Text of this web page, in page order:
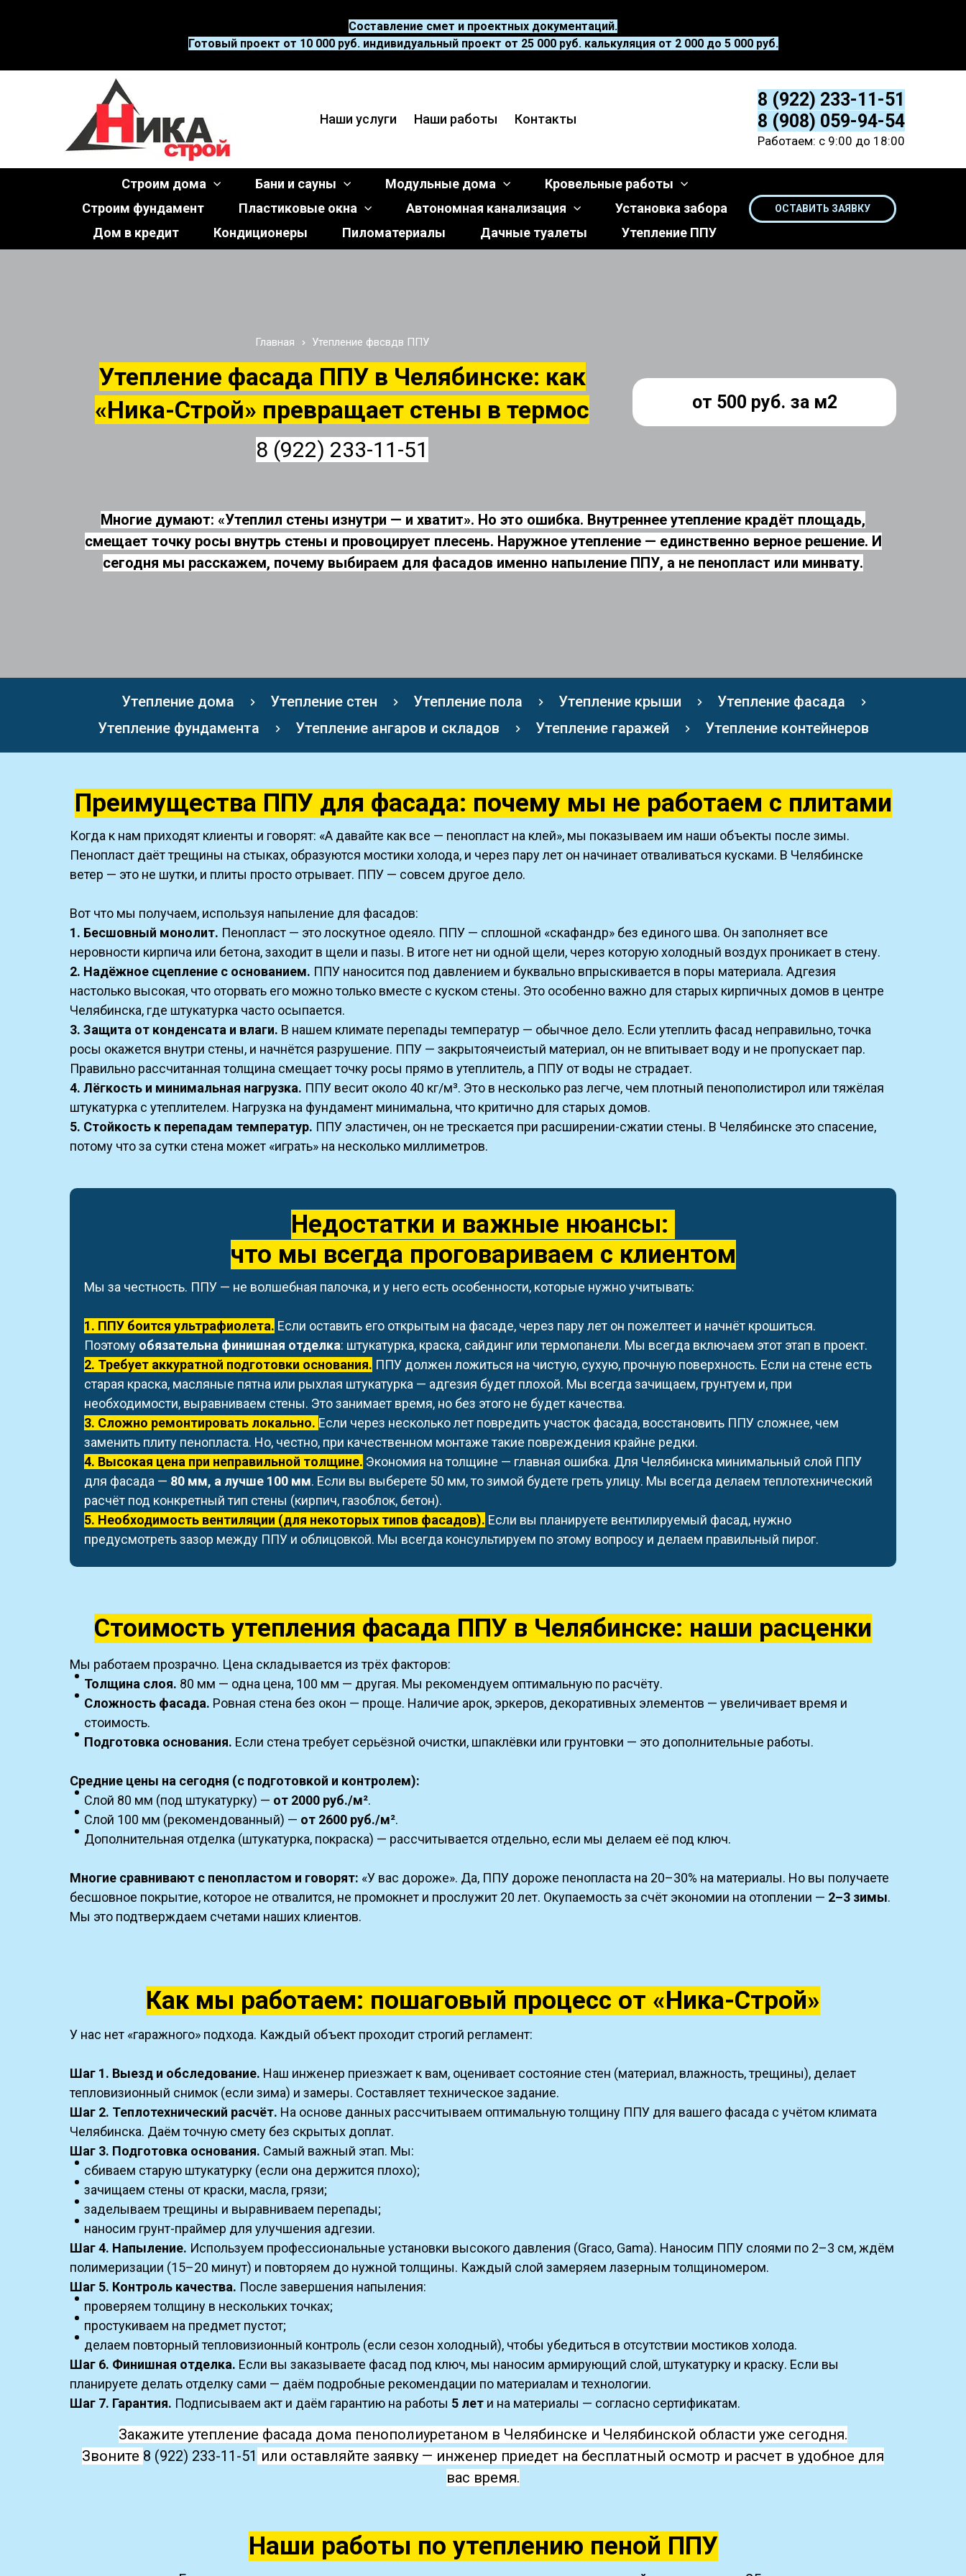
Составление смет и проектных документаций.
Готовый проект от 10 000 руб. индивидуальный проект от 25 000 руб. калькуляция от 2 000 до 5 000 руб.
Наши услуги Наши работы Контакты
8 (922) 233-11-51
8 (908) 059-94-54
Работаем: с 9:00 до 18:00
Строим дома Бани и сауны Модульные дома
Кровельные работы
Строим фундамент
Пластиковые окна Автономная канализация
Установка забора
Дом в кредит
Кондиционеры Пиломатериалы Дачные туалеты Утепление ППУ
ОСТАВИТЬ ЗАЯВКУ
Главная Утепление фвсвдв ППУ
Утепление фасада ППУ в Челябинске: как
«Ника-Строй» превращает стены в термос
8 (922) 233-11-51
от 500 руб. за м2
Многие думают: «Утеплил стены изнутри — и хватит». Но это ошибка. Внутреннее утепление крадёт площадь,
смещает точку росы внутрь стены и провоцирует плесень. Наружное утепление — единственно верное решение. И
сегодня мы расскажем, почему выбираем для фасадов именно напыление ППУ, а не пенопласт или минвату.
Утепление дома Утепление стен Утепление пола Утепление крыши
Утепление фасада
Утепление фундамента
Утепление ангаров и складов Утепление гаражей Утепление контейнеров
Преимущества ППУ для фасада: почему мы не работаем с плитами
Когда к нам приходят клиенты и говорят: «А давайте как все — пенопласт на клей», мы показываем им наши объекты после зимы.
Пенопласт даёт трещины на стыках, образуются мостики холода, и через пару лет он начинает отваливаться кусками. В Челябинске
ветер — это не шутки, и плиты просто отрывает. ППУ — совсем другое дело.
Вот что мы получаем, используя напыление для фасадов:
1. Бесшовный монолит. Пенопласт — это лоскутное одеяло. ППУ — сплошной «скафандр» без единого шва. Он заполняет все
неровности кирпича или бетона, заходит в щели и пазы. В итоге нет ни одной щели, через которую холодный воздух проникает в стену.
2. Надёжное сцепление с основанием. ППУ наносится под давлением и буквально впрыскивается в поры материала. Адгезия
настолько высокая, что оторвать его можно только вместе с куском стены. Это особенно важно для старых кирпичных домов в центре
Челябинска, где штукатурка часто осыпается.
3. Защита от конденсата и влаги. В нашем климате перепады температур — обычное дело. Если утеплить фасад неправильно, точка
росы окажется внутри стены, и начнётся разрушение. ППУ — закрытоячеистый материал, он не впитывает воду и не пропускает пар.
Правильно рассчитанная толщина смещает точку росы прямо в утеплитель, а ППУ от воды не страдает.
4. Лёгкость и минимальная нагрузка. ППУ весит около 40 кг/м³. Это в несколько раз легче, чем плотный пенополистирол или тяжёлая
штукатурка с утеплителем. Нагрузка на фундамент минимальна, что критично для старых домов.
5. Стойкость к перепадам температур. ППУ эластичен, он не трескается при расширении-сжатии стены. В Челябинске это спасение,
потому что за сутки стена может «играть» на несколько миллиметров.
Недостатки и важные нюансы:
что мы всегда проговариваем с клиентом
Мы за честность. ППУ — не волшебная палочка, и у него есть особенности, которые нужно учитывать:
1. ППУ боится ультрафиолета. Если оставить его открытым на фасаде, через пару лет он пожелтеет и начнёт крошиться.
Поэтому обязательна финишная отделка: штукатурка, краска, сайдинг или термопанели. Мы всегда включаем этот этап в проект.
2. Требует аккуратной подготовки основания. ППУ должен ложиться на чистую, сухую, прочную поверхность. Если на стене есть
старая краска, масляные пятна или рыхлая штукатурка — адгезия будет плохой. Мы всегда зачищаем, грунтуем и, при
необходимости, выравниваем стены. Это занимает время, но без этого не будет качества.
3. Сложно ремонтировать локально. Если через несколько лет повредить участок фасада, восстановить ППУ сложнее, чем
заменить плиту пенопласта. Но, честно, при качественном монтаже такие повреждения крайне редки.
4. Высокая цена при неправильной толщине. Экономия на толщине — главная ошибка. Для Челябинска минимальный слой ППУ
для фасада — 80 мм, а лучше 100 мм. Если вы выберете 50 мм, то зимой будете греть улицу. Мы всегда делаем теплотехнический
расчёт под конкретный тип стены (кирпич, газоблок, бетон).
5. Необходимость вентиляции (для некоторых типов фасадов). Если вы планируете вентилируемый фасад, нужно
предусмотреть зазор между ППУ и облицовкой. Мы всегда консультируем по этому вопросу и делаем правильный пирог.
Стоимость утепления фасада ППУ в Челябинске: наши расценки
Мы работаем прозрачно. Цена складывается из трёх факторов:
Толщина слоя. 80 мм — одна цена, 100 мм — другая. Мы рекомендуем оптимальную по расчёту.
Сложность фасада. Ровная стена без окон — проще. Наличие арок, эркеров, декоративных элементов — увеличивает время и
стоимость.
Подготовка основания. Если стена требует серьёзной очистки, шпаклёвки или грунтовки — это дополнительные работы.
Средние цены на сегодня (с подготовкой и контролем):
Слой 80 мм (под штукатурку) — от 2000 руб./м².
Слой 100 мм (рекомендованный) — от 2600 руб./м².
Дополнительная отделка (штукатурка, покраска) — рассчитывается отдельно, если мы делаем её под ключ.
Многие сравнивают с пенопластом и говорят: «У вас дороже». Да, ППУ дороже пенопласта на 20–30% на материалы. Но вы получаете
бесшовное покрытие, которое не отвалится, не промокнет и прослужит 20 лет. Окупаемость за счёт экономии на отоплении — 2–3 зимы.
Мы это подтверждаем счетами наших клиентов.
Как мы работаем: пошаговый процесс от «Ника-Строй»
У нас нет «гаражного» подхода. Каждый объект проходит строгий регламент:
Шаг 1. Выезд и обследование. Наш инженер приезжает к вам, оценивает состояние стен (материал, влажность, трещины), делает
тепловизионный снимок (если зима) и замеры. Составляет техническое задание.
Шаг 2. Теплотехнический расчёт. На основе данных рассчитываем оптимальную толщину ППУ для вашего фасада с учётом климата
Челябинска. Даём точную смету без скрытых доплат.
Шаг 3. Подготовка основания. Самый важный этап. Мы:
сбиваем старую штукатурку (если она держится плохо);
зачищаем стены от краски, масла, грязи;
заделываем трещины и выравниваем перепады;
наносим грунт-праймер для улучшения адгезии.
Шаг 4. Напыление. Используем профессиональные установки высокого давления (Graco, Gama). Наносим ППУ слоями по 2–3 см, ждём
полимеризации (15–20 минут) и повторяем до нужной толщины. Каждый слой замеряем лазерным толщиномером.
Шаг 5. Контроль качества. После завершения напыления:
проверяем толщину в нескольких точках;
простукиваем на предмет пустот;
делаем повторный тепловизионный контроль (если сезон холодный), чтобы убедиться в отсутствии мостиков холода.
Шаг 6. Финишная отделка. Если вы заказываете фасад под ключ, мы наносим армирующий слой, штукатурку и краску. Если вы
планируете делать отделку сами — даём подробные рекомендации по материалам и технологии.
Шаг 7. Гарантия. Подписываем акт и даём гарантию на работы 5 лет и на материалы — согласно сертификатам.
Закажите утепление фасада дома пенополиуретаном в Челябинске и Челябинской области уже сегодня.
Звоните 8 (922) 233-11-51 или оставляйте заявку — инженер приедет на бесплатный осмотр и расчет в удобное для
вас время.
Наши работы по утеплению пеной ППУ